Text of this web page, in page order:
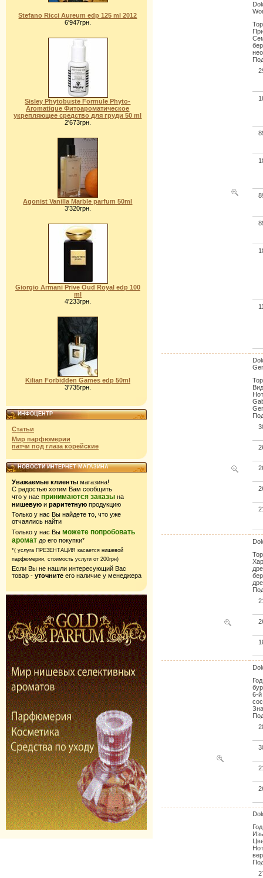
Stefano Ricci Aureum edp 125 ml 2012
6'947грн.
Sisley Phytobuste Formule Phyto-
Aromatiquе Фитоароматическое
укрепляющее средство для груди 50 ml
2'673грн.
Agonist Vanilla Marble parfum 50ml
3'320грн.
Giorgio Armani Prive Oud Royal edp 100
ml
4'233грн.
Kilian Forbidden Games edp 50ml
3'735грн.
ИНФОЦЕНТР
Статьи
Мир парфюмерии
патчи под глаза корейские
НОВОСТИ ИНТЕРНЕТ-МАГАЗИНА
Уважаемые клиенты магазина!
С радостью хотим Вам сообщить
что у нас принимаются заказы на
нишевую и раритетную продукцию
Только у нас Вы найдете то, что уже
отчаялись найти
Только у нас Вы можете попробовать
аромат до его покупки*
*( услуга ПРЕЗЕНТАЦИЯ касается нишевой
парфюмерии, стоимость услуги от 200грн)
Если Вы не нашли интересующий Вас
товар - уточните его наличие у менеджера
6-й